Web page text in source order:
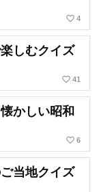
favorite_border 4
しむクイズ
favorite_border 41
かしい昭和
favorite_border 6
当地クイズ